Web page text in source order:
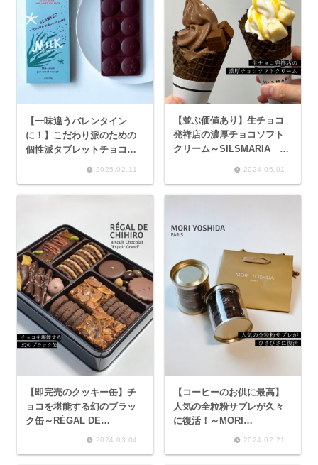
【一味違うバレンタイン
に！】こだわり派のための
個性派タブレットチョコレ
2025.02.11
【並ぶ価値あり】生チョコ
発祥店の濃厚チョコソフト
クリーム～SILSMARIA 生
2024.05.01
【即完売のクッキー缶】チ
ョコを堪能する幻のブラッ
ク缶～RÉGAL DE
CHIHIRO ビスキュイ・シ
2024.03.04
【コーヒーのお供に最高】
人気の全粒粉サブレが久々
に復活！～MORI
YOSHIDA サブレ ショコラ
2024.02.21